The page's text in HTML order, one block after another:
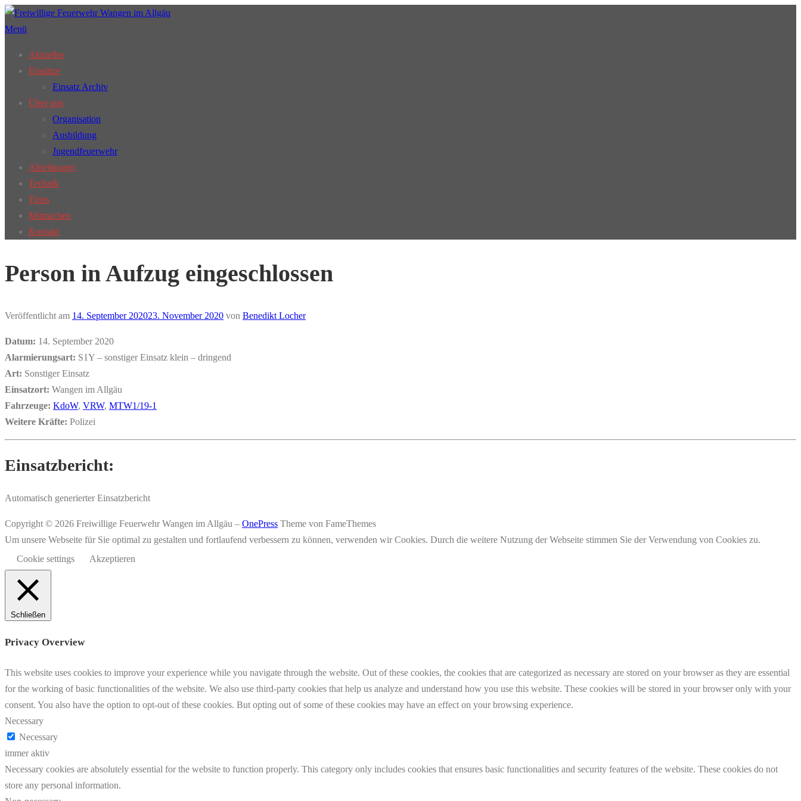
Zum
Inhalt
Menü
Aktuelles
Einsätze
Einsatz Archiv
Über uns
Organisation
Ausbildung
Jugendfeuerwehr
Abteilungen
Technik
Tipps
Mitmachen
Kontakt
Person in Aufzug eingeschlossen
Veröffentlicht am 14. September 202023. November 2020 von Benedikt Locher
Datum: 14. September 2020
Alarmierungsart: S1Y – sonstiger Einsatz klein – dringend
Art: Sonstiger Einsatz
Einsatzort: Wangen im Allgäu
Fahrzeuge: KdoW, VRW, MTW1/19-1
Weitere Kräfte: Polizei
Einsatzbericht:
Automatisch generierter Einsatzbericht
Copyright © 2026 Freiwillige Feuerwehr Wangen im Allgäu – OnePress Theme von FameThemes
Um unsere Webseite für Sie optimal zu gestalten und fortlaufend verbessern zu können, verwenden wir Cookies. Durch die weitere Nutzung der Webseite stimmen Sie der Verwendung von Cookies zu.
Cookie settings
Akzeptieren
Schließen
Privacy Overview
This website uses cookies to improve your experience while you navigate through the website. Out of these cookies, the cookies that are categorized as necessary are stored on your browser as they are essential
for the working of basic functionalities of the website. We also use third-party cookies that help us analyze and understand how you use this website. These cookies will be stored in your browser only with your
consent. You also have the option to opt-out of these cookies. But opting out of some of these cookies may have an effect on your browsing experience.
Necessary
Necessary
immer aktiv
Necessary cookies are absolutely essential for the website to function properly. This category only includes cookies that ensures basic functionalities and security features of the website. These cookies do not
store any personal information.